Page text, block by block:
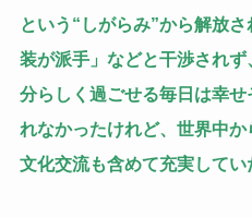
という“しがらみ”から解放
装が派手」などと干渉され
分らしく過ごせる毎日は幸
れなかったけれど、世界中
文化交流も含めて充実してい